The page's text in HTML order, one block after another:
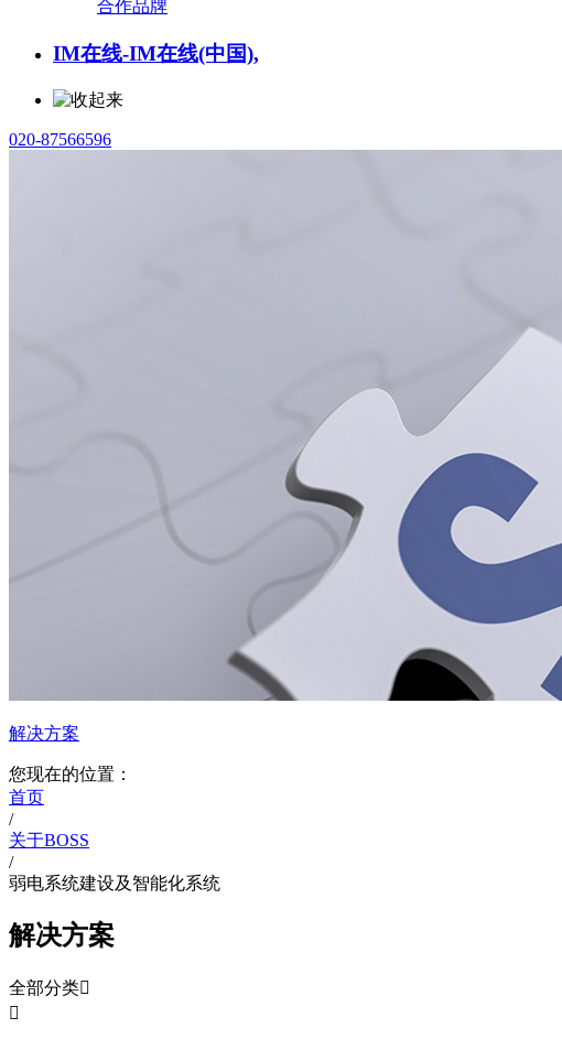
合作品牌
IM在线-IM在线(中国),
020-87566596
解决方案
您现在的位置：
首页
/
关于BOSS
/
弱电系统建设及智能化系统
解决方案
全部分类
